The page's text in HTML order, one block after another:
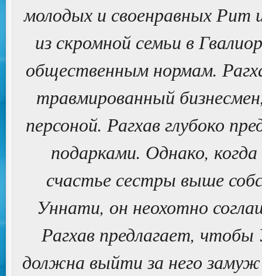
молодых и своенравных Рит
из скромной семьи в
общественным нормам.
травмированный
персоной. Рагхав глубоко
подарками. Однако,
счастье сестры выше
Уннати, он неохотно
Рагхав предлагает,
должна выйти за него